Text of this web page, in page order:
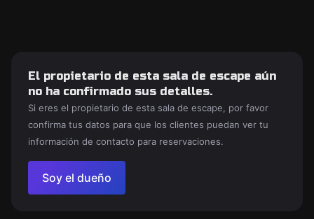
El propietario de esta sala de escape aún
no ha confirmado sus detalles.
Si eres el propietario de esta sala de escape, por favor
confirma tus datos para que los clientes puedan ver tu
información de contacto para reservaciones.
Soy el dueño